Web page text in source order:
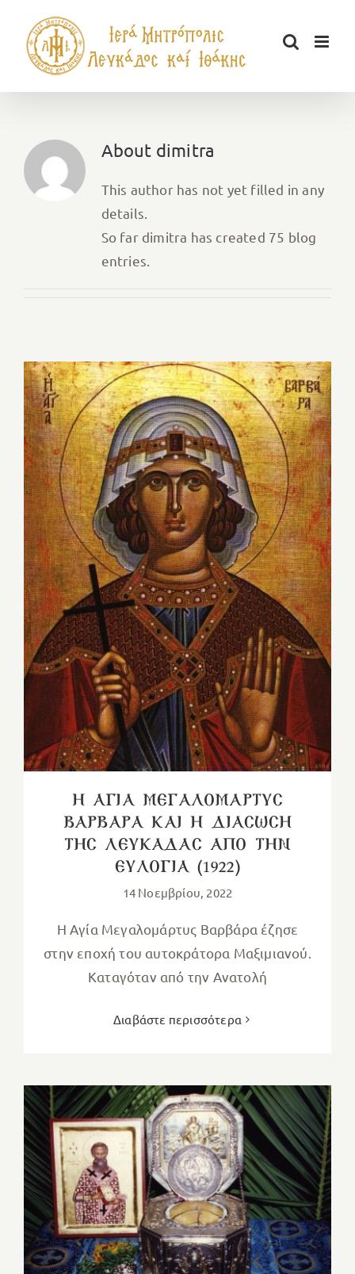
περιεχόμενο
About dimitra
This author has not yet filled in any
details.
So far dimitra has created 75 blog
entries.
Η ΑΓΙΑ ΜΕΓΑΛΟΜΑΡΤΥΣ
ΒΑΡΒΑΡΑ ΚΑΙ Η ΔΙΑΣΩΣΗ
ΤΗΣ ΛΕΥΚΑΔΑΣ ΑΠΟ ΤΗΝ
ΕΥΛΟΓΙΑ (1922)
14 Νοεμβρίου, 2022
H Αγία Μεγαλομάρτυς Βαρβάρα έζησε
στην εποχή του αυτοκράτορα Μαξιμιανού.
Καταγόταν από την Ανατολή
Διαβάστε περισσότερα